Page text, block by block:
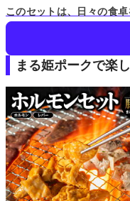
このセットは、日々の食卓
まる姫ポークで楽